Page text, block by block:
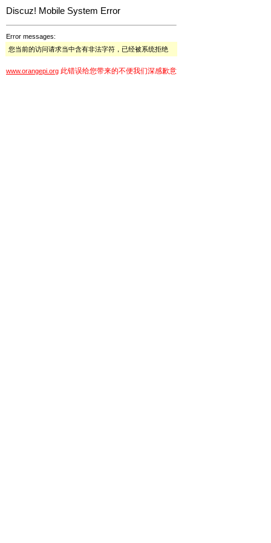
Discuz! Mobile System Error
Error messages:
您当前的访问请求当中含有非法字符，已经被系统拒绝
www.orangepi.org 此错误给您带来的不便我们深感歉意